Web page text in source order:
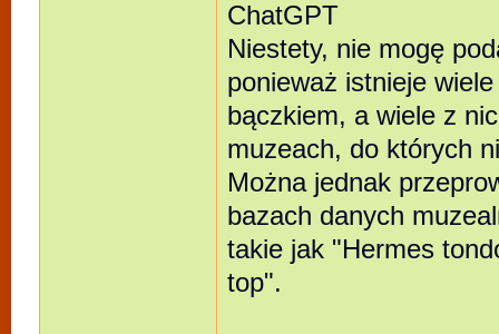
ChatGPT
Niestety, nie mogę
ponieważ istnieje
bączkiem, a wiele z
muzeach, do których
Można jednak
bazach danych
takie jak "Hermes
top".